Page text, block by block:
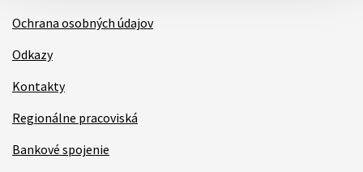
Ochrana osobných údajov
Odkazy
Kontakty
Regionálne pracoviská
Bankové spojenie